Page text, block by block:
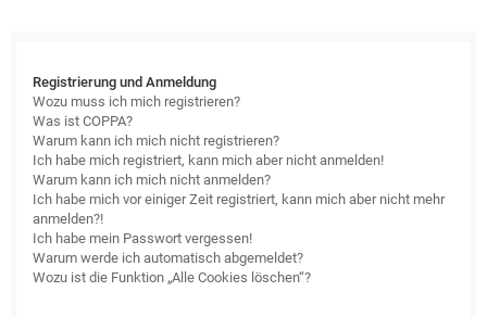
Registrierung und Anmeldung
Wozu muss ich mich registrieren?
Was ist COPPA?
Warum kann ich mich nicht registrieren?
Ich habe mich registriert, kann mich aber nicht anmelden!
Warum kann ich mich nicht anmelden?
Ich habe mich vor einiger Zeit registriert, kann mich aber nicht mehr
anmelden?!
Ich habe mein Passwort vergessen!
Warum werde ich automatisch abgemeldet?
Wozu ist die Funktion „Alle Cookies löschen“?